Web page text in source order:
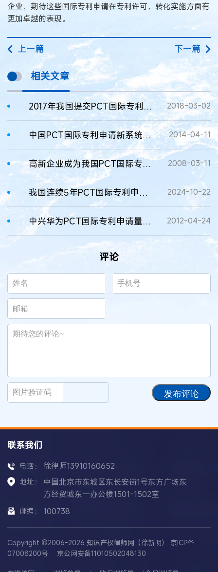
企业，期待这些国际专利申请在专利许可、转化实施方面有
更加卓越的表现。
上一篇 下一篇
相关文章
2017年我国提交PCT国际专利申请超百件的企业达44家 2018-03-02
中国PCT国际专利申请新系统上线 2014-04-11
高新企业成为我国PCT国际专利申请主力军 2008-03-11
我国连续5年PCT国际专利申请量全球第一 2024-10-22
中兴华为PCT国际专利申请量位居全球第一第三 2012-04-24
评论
发布评论
联系我们
电话： 徐律师13910160652
地址：
中国北京市东城区东长安街1号东方广场东
方经贸城东一办公楼1501-1502室
邮编： 100738
Copyright ©2006-2026 知识产权律师网（徐新明） 京ICP备
07008200号
京公网安备11010502048130